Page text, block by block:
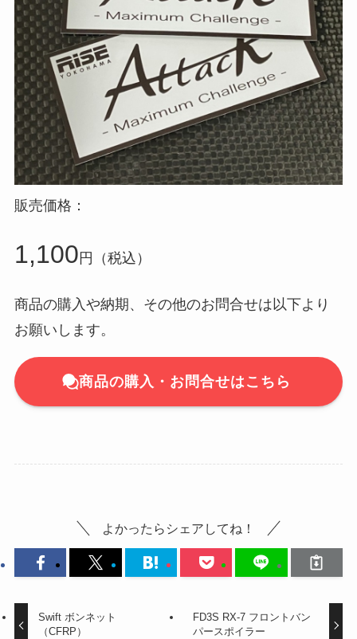
販売価格：
1,100 円（税込）
商品の購入や納期、その他のお問合せは以下より
お願いします。
商品の購入・お問合せはこちら
よかったらシェアしてね！
Swift ボンネット
（CFRP）
FD3S RX-7 フロントバン
パースポイラー